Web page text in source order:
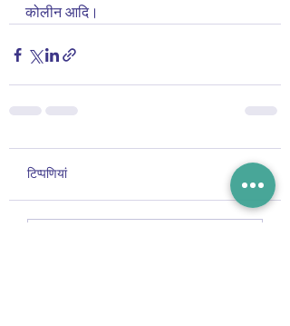
कोलीन आदि।
टिप्पणियां